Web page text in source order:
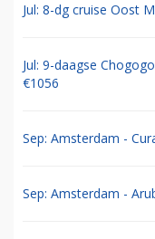
Jul: 8-dg cruise Oost
Jul: 9-daagse
€1056
Sep: Amsterdam -
Sep: Amsterdam -